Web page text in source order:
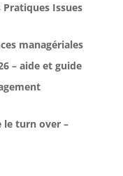
Issues
managériales
– aide et guide
le turn over –